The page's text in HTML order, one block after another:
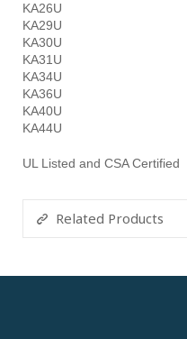
KA26U
KA29U
KA30U
KA31U
KA34U
KA36U
KA40U
KA44U
UL Listed and CSA Certified
Related Products